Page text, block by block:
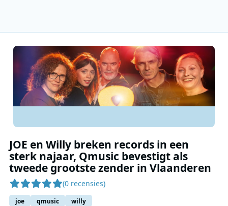
JOE en Willy breken records in een
sterk najaar, Qmusic bevestigt als
tweede grootste zender in Vlaanderen
(0 recensies)
joe qmusic willy